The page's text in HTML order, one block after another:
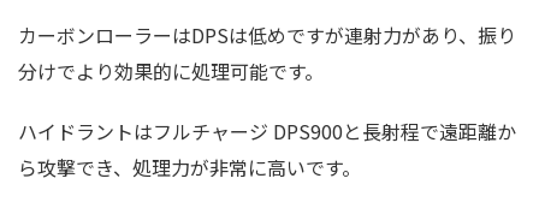
カーボンローラーはDPSは低めですが連射力があり、振り
分けでより効果的に処理可能です。
ハイドラントはフルチャージ DPS900と長射程で遠距離か
ら攻撃でき、処理力が非常に高いです。